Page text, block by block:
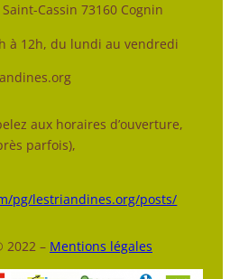
Cassin 73160 Cognin
à 12h, du lundi au vendredi
aux horaires d’ouverture,
parfois),
pg/lestriandines.org/posts/
2022 – Mentions légales